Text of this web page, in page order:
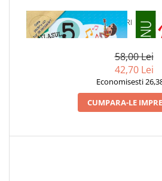
1 x ATLASUL CELOR 5 SIMTURI
ALE MELE
58,00 Lei
42,70 Lei
Economisesti
CUMPARA-LE